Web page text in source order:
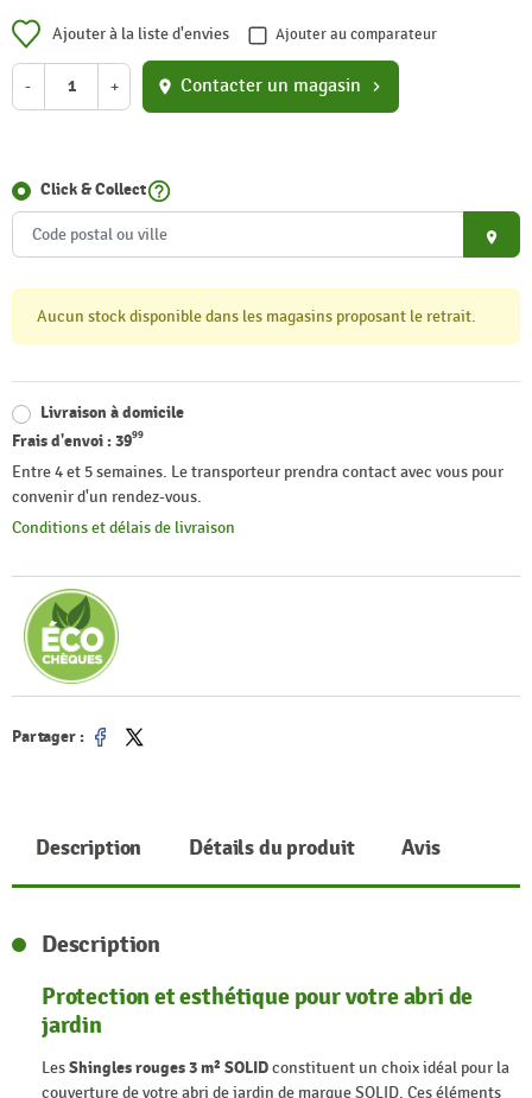
Ajouter à la liste d'envies Ajouter au comparateur
- + location_on Contacter un magasin chevron_right
Click & Collecthelp_outline
place
Aucun stock disponible dans les magasins proposant le retrait.
Livraison à domicile
Frais d'envoi :3999
Entre 4 et 5 semaines. Le transporteur prendra contact avec vous pour
convenir d'un rendez-vous.
Conditions et délais de livraison
Partager :
Partager
Tweet
Description Détails du produit Avis
Description
Protection et esthétique pour votre abri de
jardin
LesShingles rouges 3 m² SOLIDconstituent un choix idéal pour la
couverture de votre abri de jardin de marque SOLID. Ces éléments